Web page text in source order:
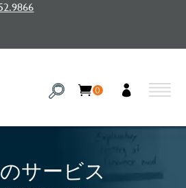
0
サービス